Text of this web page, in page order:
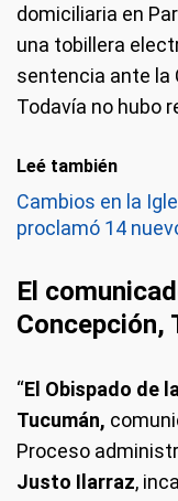
domiciliaria en
una tobillera
sentencia ante la
Todavía no hubo
Leé también
Cambios en la
proclamó 14
El
Concepción,
“El Obispado de
Tucumán,
Proceso
Justo Ilarraz,